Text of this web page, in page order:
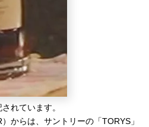
れています。
からは、サントリーの「TORYS」